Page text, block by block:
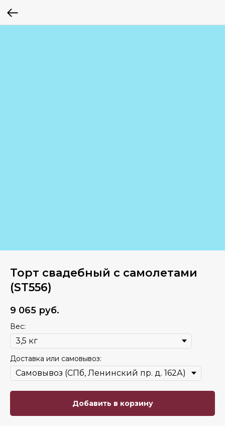
Торт свадебный с самолетами
(ST556)
9 065 руб.
Вес:
Доставка или самовывоз:
Добавить в корзину